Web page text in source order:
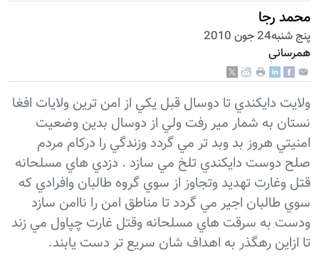
محمد رجا
پنج شنبه24 جون 2010
همرسانی
ولايت دايكندي تا دوسال قبل يكي از امن ترين ولايات افغا
نستان به شمار مير رفت ولي از دوسال بدين وضعيت
امنيتي هروز بد وبد تر مي گردد وزندگي را دركام مردم
صلح دوست دايكندي تلخ مي سازد . دزدي هاي مسلحانه
قتل وغارت تهديد وتجاوز از سوي گروه طالبان وافرادي كه
سوي طالبان اجير مي گردد تا مناطق امن را ناامن سازد
ودست به سرقت هاي مسلحانه وقتل غارت چپاول مي زند
تا ازاين رهگذر به اهداف شان سريع تر دست يابند.